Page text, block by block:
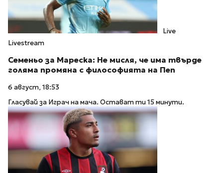
Live
Livestream
Семеньо за Мареска: Не мисля, че има твърде
голяма промяна с философията на Пеп
6 август, 18:53
Гласувай за Играч на мача. Остават ти 15 минути.